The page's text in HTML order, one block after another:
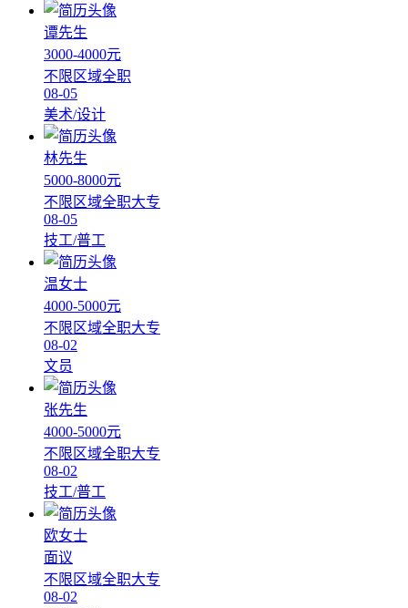
谭先生
3000-4000元
不限区域全职
08-05
美术/设计
林先生
5000-8000元
不限区域全职大专
08-05
技工/普工
温女士
4000-5000元
不限区域全职大专
08-02
文员
张先生
4000-5000元
不限区域全职大专
08-02
技工/普工
欧女士
面议
不限区域全职大专
08-02